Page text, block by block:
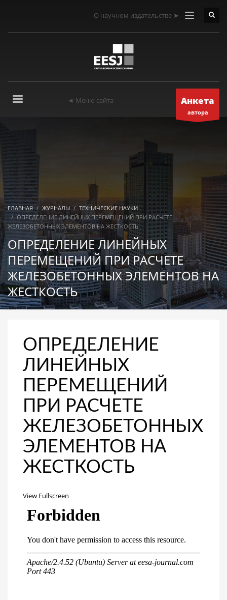
О научном издательстве ►
◄ Меню сайта Анкета
автора
ГЛАВНАЯ ЖУРНАЛЫ
ТЕХНИЧЕСКИЕ НАУКИ
ОПРЕДЕЛЕНИЕ ЛИНЕЙНЫХ ПЕРЕМЕЩЕНИЙ ПРИ РАСЧЕТЕ
ЖЕЛЕЗОБЕТОННЫХ ЭЛЕМЕНТОВ НА ЖЕСТКОСТЬ
ОПРЕДЕЛЕНИЕ ЛИНЕЙНЫХ
ПЕРЕМЕЩЕНИЙ ПРИ РАСЧЕТЕ
ЖЕЛЕЗОБЕТОННЫХ ЭЛЕМЕНТОВ НА
ЖЕСТКОСТЬ
ОПРЕДЕЛЕНИЕ
ЛИНЕЙНЫХ
ПЕРЕМЕЩЕНИЙ
ПРИ РАСЧЕТЕ
ЖЕЛЕЗОБЕТОННЫХ
ЭЛЕМЕНТОВ НА
ЖЕСТКОСТЬ
View Fullscreen
PDF